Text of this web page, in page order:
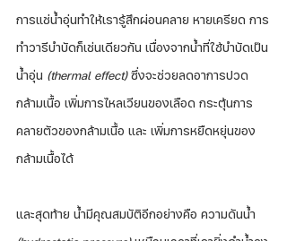
การแช่น้ำอุ่นทำให้เรารู้สึกผ่อนคลาย หายเครียด การ
ทำวารีบำบัดก็เช่นเดียวกัน เนื่องจากน้ำที่ใช้บำบัดเป็น
น้ำอุ่น (thermal effect) ซึ่งจะช่วยลดอาการปวด
กล้ามเนื้อ เพิ่มการไหลเวียนของเลือด กระตุ้นการ
คลายตัวของกล้ามเนื้อ และ เพิ่มการหยืดหยุ่นของ
กล้ามเนื้อได้
และสุดท้าย น้ำมีคุณสมบัติอีกอย่างคือ ความดันน้ำ